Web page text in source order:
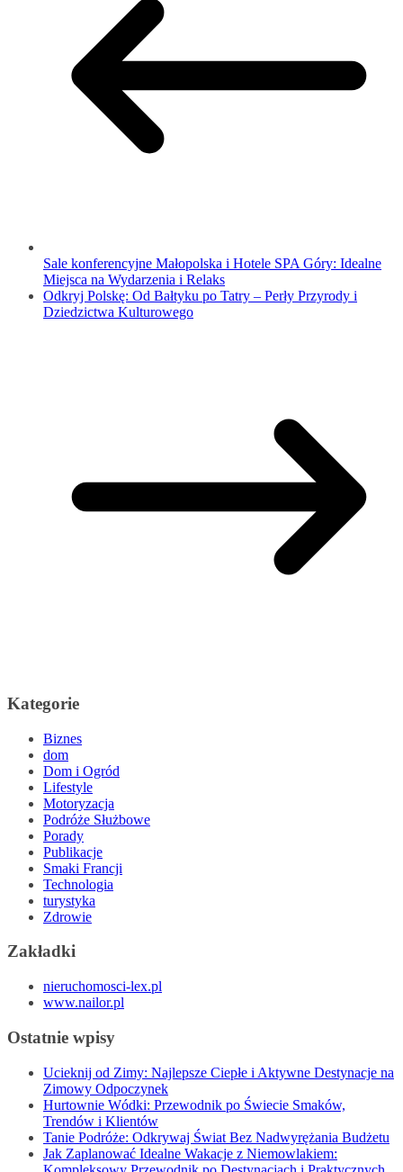
Sale konferencyjne Małopolska i Hotele SPA Góry: Idealne
Miejsca na Wydarzenia i Relaks
Odkryj Polskę: Od Bałtyku po Tatry – Perły Przyrody i
Dziedzictwa Kulturowego
Kategorie
Biznes
dom
Dom i Ogród
Lifestyle
Motoryzacja
Podróże Służbowe
Porady
Publikacje
Smaki Francji
Technologia
turystyka
Zdrowie
Zakładki
nieruchomosci-lex.pl
www.nailor.pl
Ostatnie wpisy
Ucieknij od Zimy: Najlepsze Ciepłe i Aktywne Destynacje na
Zimowy Odpoczynek
Hurtownie Wódki: Przewodnik po Świecie Smaków,
Trendów i Klientów
Tanie Podróże: Odkrywaj Świat Bez Nadwyrężania Budżetu
Jak Zaplanować Idealne Wakacje z Niemowlakiem: